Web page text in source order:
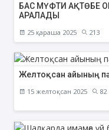
БАС МҮФТИ АҚТӨБЕ
АРАЛАДЫ
25 қараша 2025 213
Желтоқсан айының
15 желтоқсан 2025 82